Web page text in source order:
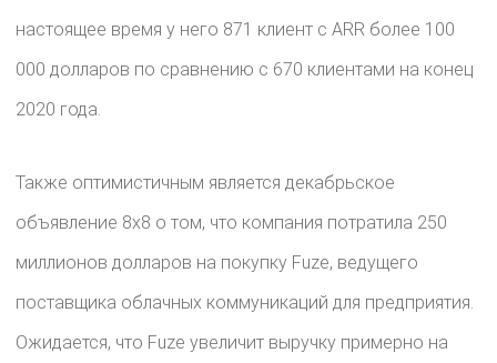
настоящее время у него 871 клиент с ARR более 100
000 долларов по сравнению с 670 клиентами на конец
2020 года.
Также оптимистичным является декабрьское
объявление 8x8 о том, что компания потратила 250
миллионов долларов на покупку Fuze, ведущего
поставщика облачных коммуникаций для предприятия.
Ожидается, что Fuze увеличит выручку примерно на